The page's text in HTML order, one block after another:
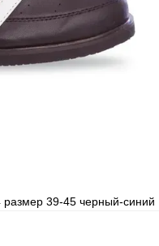
размер 39-45 черный-синий